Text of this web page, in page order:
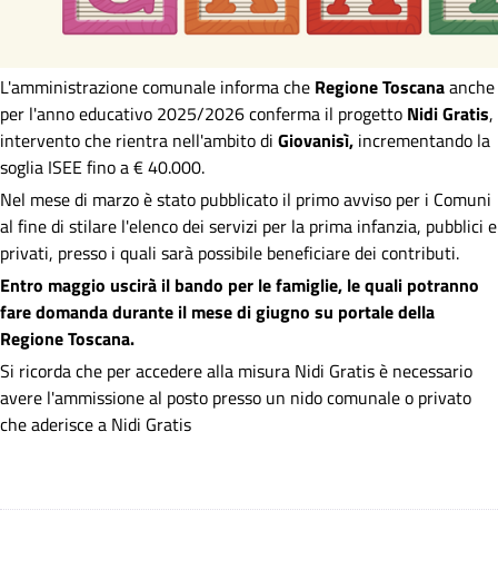
L'amministrazione comunale informa che Regione Toscanaanche
per l'anno educativo 2025/2026 conferma il progetto Nidi Gratis,
intervento che rientra nell'ambito di Giovanisì, incrementando la
soglia ISEE fino a € 40.000.
Nel mese di marzo è stato pubblicato il primo avviso per i Comuni
al fine di stilare l'elenco dei servizi per la prima infanzia, pubblici e
privati, presso i quali sarà possibile beneficiare dei contributi.
Entro maggio uscirà il bando per le famiglie, le quali potranno
fare domanda durante il mese di giugno su portale della
Regione Toscana.
Si ricorda che per accedere alla misura Nidi Gratis è necessario
avere l'ammissione al posto presso un nido comunale o privato
che aderisce a Nidi Gratis